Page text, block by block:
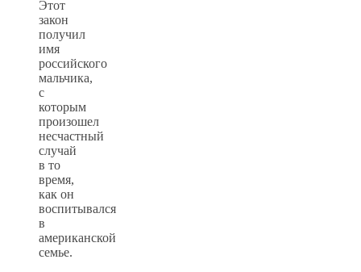
Этот
закон
получил
имя
российского
мальчика,
с
которым
произошел
несчастный
случай
в то
время,
как он
воспитывался
в
американской
семье.